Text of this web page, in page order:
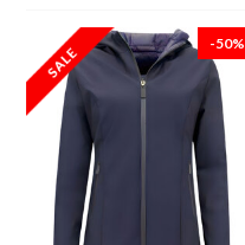
-50%